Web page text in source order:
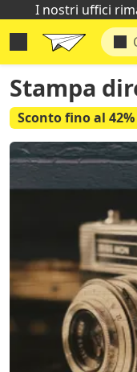
I nostri uffici
Stampa
Sconto fino al 42%